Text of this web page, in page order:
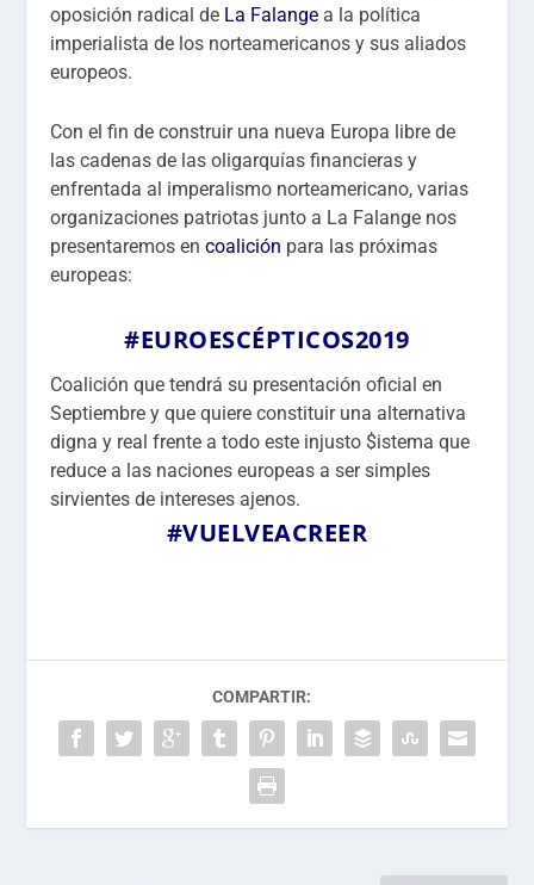
oposición radical de La Falange a la política
imperialista de los norteamericanos y sus aliados
europeos.
Con el fin de construir una nueva Europa libre de
las cadenas de las oligarquías financieras y
enfrentada al imperalismo norteamericano, varias
organizaciones patriotas junto a La Falange nos
presentaremos encoalición para las próximas
europeas:
#EUROESCÉPTICOS2019
Coalición que tendrá su presentación oficial en
Septiembre y que quiere constituir una alternativa
digna y real frente a todo este injusto $istema que
reduce a las naciones europeas a ser simples
sirvientes de intereses ajenos.
#VUELVEACREER
COMPARTIR: